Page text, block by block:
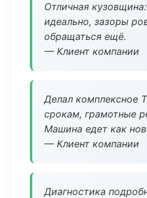
Отличная
идеально, зазоры
обращаться ещё.
— Клиент компании
Делал комплексное
срокам, грамотные
Машина едет как
— Клиент компании
Диагностика